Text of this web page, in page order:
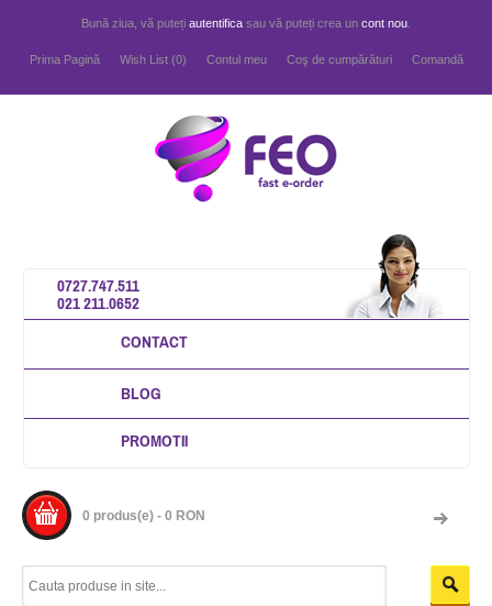
Bună ziua, vă puteți autentifica sau vă puteți crea un cont nou
Prima Pagină Wish List (0) Contul meu Coş de cumpărături Comandă
0727.747.511
021 211.0652
CONTACT
BLOG
PROMOTII
0 produs(e) - 0 RON